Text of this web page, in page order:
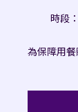
時段
為保障用